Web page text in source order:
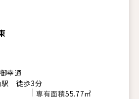
幸通
駅 徒歩3分
専有面積55.77㎡